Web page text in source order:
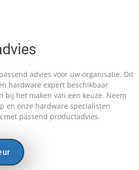
advies voor uw organisatie. Dit
hardware expert beschikbaar
bij het maken van een keuze. Neem
en onze hardware specialisten
met passend productadvies.